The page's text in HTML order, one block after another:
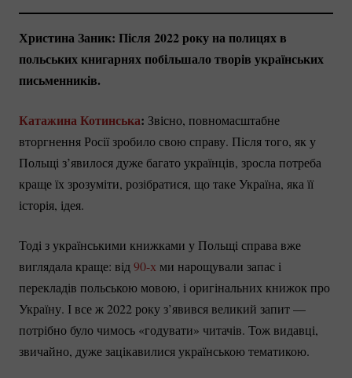
Христина Заник: Після 2022 року на полицях в
польських книгарнях побільшало творів українських
письменників.
Катажина Котинська: Звісно, повномасштабне
вторгнення Росії зробило свою справу. Після того, як у
Польщі з’явилося дуже багато українців, зросла потреба
краще їх зрозуміти, розібратися, що таке Україна, яка її
історія, ідея.
Тоді з українськими книжками у Польщі справа вже
виглядала краще: від 90-х ми нарощували запас і
перекладів польською мовою, і оригінальних книжок про
Україну. І все ж 2022 року з’явився великий запит —
потрібно було чимось «годувати» читачів. Тож видавці,
звичайно, дуже зацікавилися українською тематикою.